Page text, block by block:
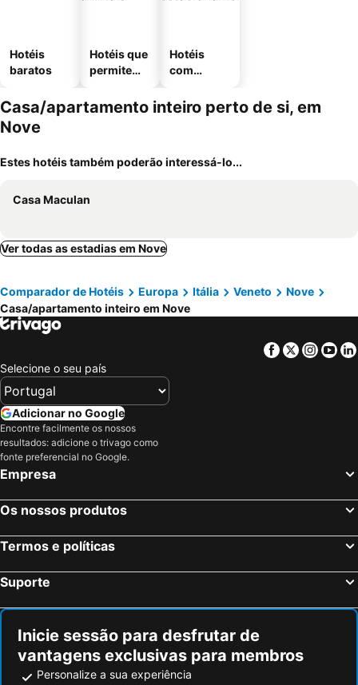
Hotéis
baratos
Hotéis que
permitem
Hotéis
com
mento
Casa/apartamento inteiro perto de si, em
Nove
Estes hotéis também poderão interessá-lo...
Casa Maculan
Ver todas as estadias em Nove
Comparador de Hotéis Europa Itália Veneto
Nove
Casa/apartamento inteiro em Nove
Facebook
Twitter
Selecione o seu país
Adicionar no Google
Encontre facilmente os nossos
resultados: adicione o trivago como
fonte preferencial no Google.
Empresa
Os nossos produtos
Termos e políticas
Suporte
Inicie sessão para desfrutar de
vantagens exclusivas para membros
Personalize a sua experiência